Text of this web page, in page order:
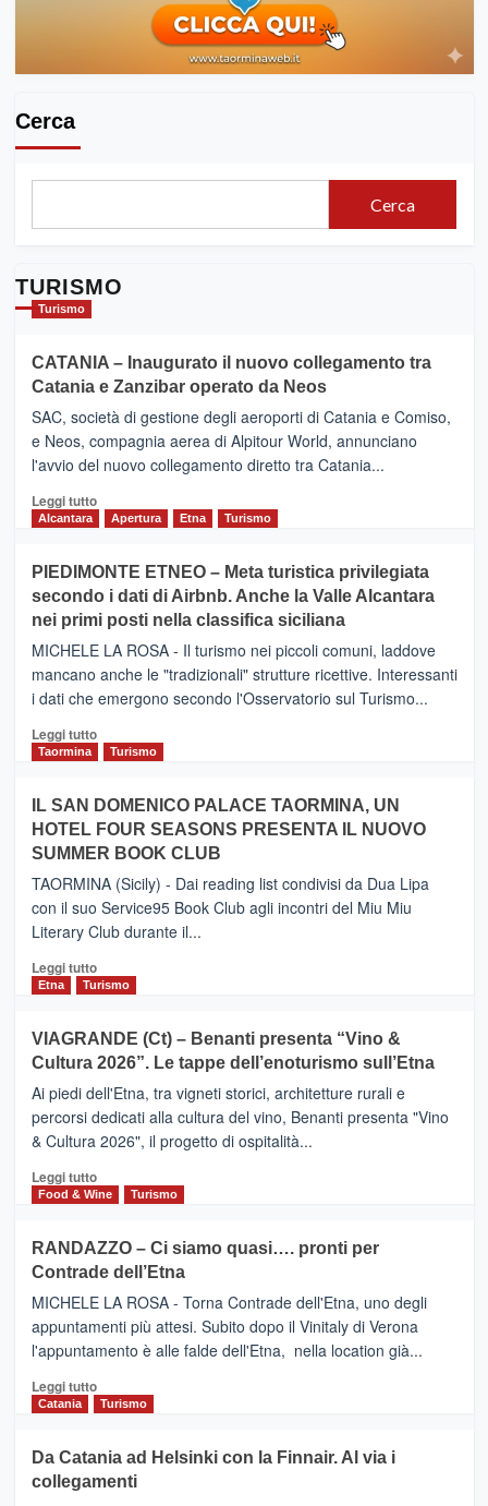
Cerca
Cerca
TURISMO
Turismo
CATANIA – Inaugurato il nuovo collegamento tra
Catania e Zanzibar operato da Neos
SAC, società di gestione degli aeroporti di Catania e Comiso,
e Neos, compagnia aerea di Alpitour World, annunciano
l'avvio del nuovo collegamento diretto tra Catania...
Leggi tuttoLeggi
CATANIA
–
Inaugurato
il
nuovo
collegamento
tra
e
Zanzibar
da
Neos
Alcantara Apertura Etna Turismo
PIEDIMONTE ETNEO – Meta turistica privilegiata
secondo i dati di Airbnb. Anche la Valle Alcantara
nei primi posti nella classifica siciliana
MICHELE LA ROSA - Il turismo nei piccoli comuni, laddove
mancano anche le "tradizionali" strutture ricettive. Interessanti
i dati che emergono secondo l'Osservatorio sul Turismo...
Leggi tuttoLeggi
PIEDIMONTE
ETNEO
–
Meta
turistica
privilegiata
secondo
dati
di
Anche
la
Alcantara
nei
primi
nella
classifica
Taormina Turismo
IL SAN DOMENICO PALACE TAORMINA, UN
HOTEL FOUR SEASONS PRESENTA IL NUOVO
SUMMER BOOK CLUB
TAORMINA (Sicily) - Dai reading list condivisi da Dua Lipa
con il suo Service95 Book Club agli incontri del Miu Miu
Literary Club durante il...
Leggi tuttoLeggi
di
IL
SAN
DOMENICO
PALACE
TAORMINA,
UN
HOTEL
FOUR
IL
NUOVO
SUMMER
CLUB
Etna Turismo
VIAGRANDE (Ct) – Benanti presenta “Vino &
Cultura 2026”. Le tappe dell’enoturismo sull’Etna
Ai piedi dell'Etna, tra vigneti storici, architetture rurali e
percorsi dedicati alla cultura del vino, Benanti presenta "Vino
& Cultura 2026", il progetto di ospitalità...
Leggi tuttoLeggi
di
VIAGRANDE
(Ct)
–
Benanti
presenta
“Vino
&
Cultura
tappe
dell’enoturismo
Food & Wine Turismo
RANDAZZO – Ci siamo quasi…. pronti per
Contrade dell’Etna
MICHELE LA ROSA - Torna Contrade dell'Etna, uno degli
appuntamenti più attesi. Subito dopo il Vinitaly di Verona
l'appuntamento è alle falde dell'Etna, nella location già...
Leggi tuttoLeggi
di
RANDAZZO
–
Catania Turismo
Da Catania ad Helsinki con la Finnair. Al via i
collegamenti